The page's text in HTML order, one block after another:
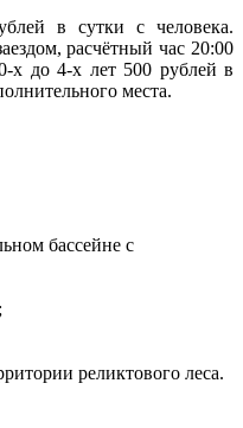
в сутки с человека.
расчётный час 20:00
х до 4-х лет 500 рублей в
места.
бассейне с
реликтового леса.